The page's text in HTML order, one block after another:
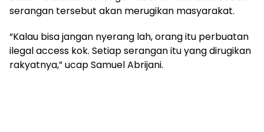
serangan tersebut akan merugikan masyarakat.
“Kalau bisa jangan nyerang lah, orang itu perbuatan
ilegal access kok. Setiap serangan itu yang dirugikan
rakyatnya,” ucap Samuel Abrijani.